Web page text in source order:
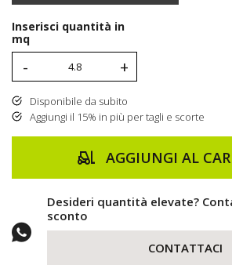
Inserisci quantità in
mq
- +
Disponibile da subito
Aggiungi il 15% in più per tagli e scorte
AGGIUNGI AL
Desideri quantità elevate?
sconto
CONTATTACI